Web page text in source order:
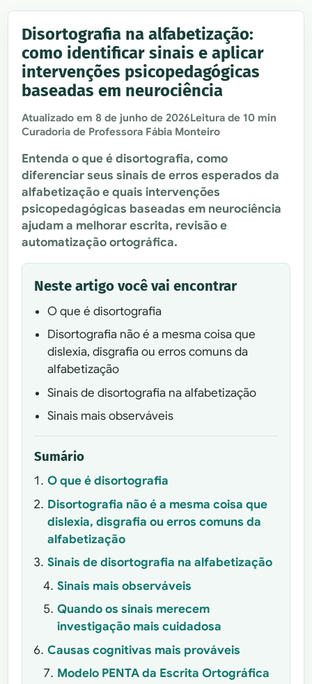
Disortografia na alfabetização:
como identificar sinais e aplicar
intervenções psicopedagógicas
baseadas em neurociência
Atualizado em 8 de junho de 2026Leitura de 10 min
Curadoria de Professora Fábia Monteiro
Entenda o que é disortografia, como
diferenciar seus sinais de erros esperados da
alfabetização e quais intervenções
psicopedagógicas baseadas em neurociência
ajudam a melhorar escrita, revisão e
automatização ortográfica.
Neste artigo você vai encontrar
O que é disortografia
Disortografia não é a mesma coisa que
dislexia, disgrafia ou erros comuns da
alfabetização
Sinais de disortografia na alfabetização
Sinais mais observáveis
Sumário
O que é disortografia
Disortografia não é a mesma coisa que
dislexia, disgrafia ou erros comuns da
alfabetização
Sinais de disortografia na alfabetização
Sinais mais observáveis
Quando os sinais merecem
investigação mais cuidadosa
Causas cognitivas mais prováveis
Modelo PENTA da Escrita Ortográfica